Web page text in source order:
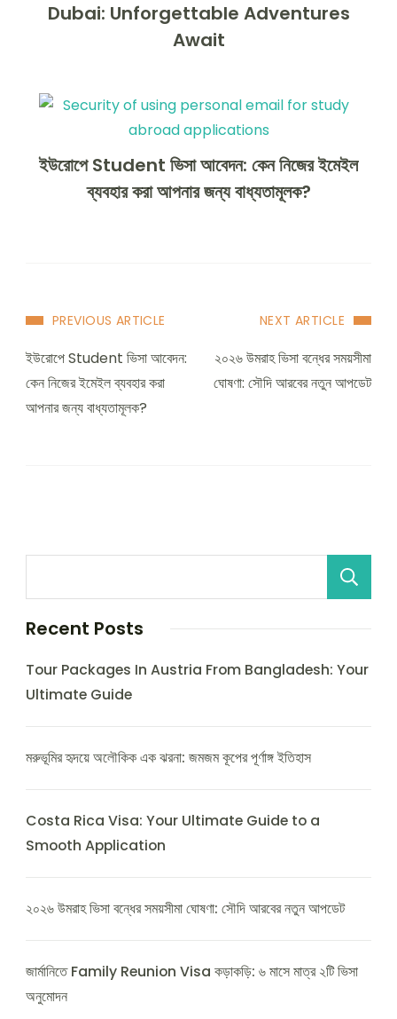
Dubai: Unforgettable Adventures
Await
ইউরোপে Student ভিসা আবেদন: কেন নিজের ইমেইল
ব্যবহার করা আপনার জন্য বাধ্যতামূলক?
PREVIOUS ARTICLE
ইউরোপে Student ভিসা আবেদন:
কেন নিজের ইমেইল ব্যবহার করা
আপনার জন্য বাধ্যতামূলক?
NEXT ARTICLE
২০২৬ উমরাহ ভিসা বন্ধের সময়সীমা
ঘোষণা: সৌদি আরবের নতুন আপডেট
Recent Posts
Tour Packages In Austria From Bangladesh: Your
Ultimate Guide
মরুভূমির হৃদয়ে অলৌকিক এক ঝরনা: জমজম কূপের পূর্ণাঙ্গ ইতিহাস
Costa Rica Visa: Your Ultimate Guide to a
Smooth Application
২০২৬ উমরাহ ভিসা বন্ধের সময়সীমা ঘোষণা: সৌদি আরবের নতুন আপডেট
জার্মানিতে Family Reunion Visa কড়াকড়ি: ৬ মাসে মাত্র ২টি ভিসা
অনুমোদন